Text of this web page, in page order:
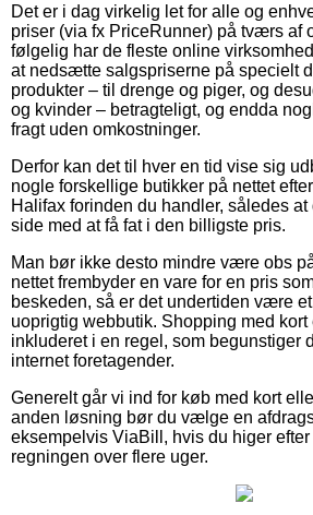
Det er i dag virkelig let for alle og
priser (via fx PriceRunner) på tværs af
følgelig har de fleste online
at nedsætte salgspriserne på specielt
produkter – til drenge og piger, og
og kvinder – betragteligt, og endda
fragt uden omkostninger.
Derfor kan det til hver en tid vise sig
nogle forskellige butikker på nettet
Halifax forinden du handler, således
side med at få fat i den billigste pris.
Man bør ikke desto mindre være obs
nettet frembyder en vare for en pris
beskeden, så er det undertiden være
uoprigtig webbutik. Shopping med
inkluderet i en regel, som begunstiger
internet foretagender.
Generelt går vi ind for køb med kort
anden løsning bør du vælge en
eksempelvis ViaBill, hvis du higer
regningen over flere uger.